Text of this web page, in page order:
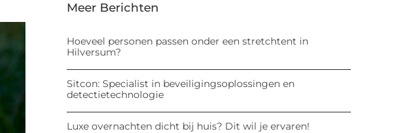
Meer Berichten
Hoeveel personen passen onder een stretchtent in
Hilversum?
Sitcon: Specialist in beveiligingsoplossingen en
detectietechnologie
Luxe overnachten dicht bij huis? Dit wil je ervaren!